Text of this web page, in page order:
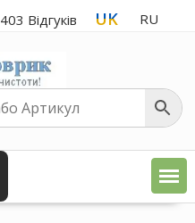
403 Відгуків UK RU